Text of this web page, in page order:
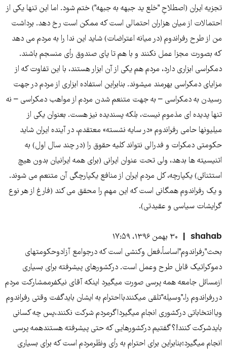
تجزیه ایران (اصطلاحِ "خلع ید جبهه به جبهه") ختم شود. اما این تنها یکی از
احتمالات از میان هزاران احتمالی است که ممکن است رخ دهد. برداشت
من از طرح رفراندوم (در میانه اعتراضات) شاید این ندا را به مردم می دهد
که بصورت مجزا عمل نکنند و با هم تا پای صندوق رأی منسجم باشند.
دمکراسی ابزاری دارد، مردم هم یکی از آن ابزار هستند، با این تفاوت که از
مزایای دمکراسی بهرمند میشوند. بنابراین استفاده ابزاری از مردم در جهت
رسیدن به دمکراسی – به جهت متنعم شدن مردم از مواهب دمکراسی – نه
تنها پدیده ای مذموم نیست، بلکه پسندیده نیز هست. بعنوان یکی از
میلیونها حامی رفراندوم «در سایه نشسته» معتقدم، در آینده ایران شاید
حکومتی دمکرات و فدرالی نتواند کلیه حقوق را (در چند سال اول) به
اتنیسیته ها بدهد، ولی تحت عنوان ایرانی (برای همه ایرانیان بدون هیچ
استثنائی) یکپارچه، کل مردم ایران از منافع یکپارچگی آن متنعم می شوند.
و یک رفراندوم همگانی است که این مهم را محقق می کند (فارغ از هر نوع
گرایشات سیاسی و عقیدتی).
shahab
۳۰ بهمن ۱۳۹۶، ۱۷:۵۹
بحث"رفراندوم"اساساً،فعل وکنشی است که درجوامع آزادوحکومتهای
دموکراتیک قابل طرح وعمل است. درکشورهای پیشرفته برای بسیاری
ازمسائل جامعه همه پرسی صورت میگیرد اینکه آقای نیکفرممشارکت مردم
دررفراندوم را،"وسیله"تلقی میکنندبااحترام به ایشان بایدگفت وقتی رفراندوم
ویاانتخاباتی درکشوری انجام میگیرداگرمردم شرکت نکنند،پس چه کسانی
بایدشرکت کنند!؟ گفتیم درکشورهایی که حتی پیشرفته هستندهمه پرسی
انجام میگیرد؛بنابراین برای احترام به رأی ونظَرمردم است که برای بسیاری